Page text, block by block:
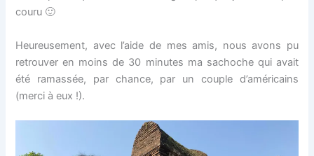
couru 🙂
Heureusement, avec l’aide de mes amis, nous avons pu
retrouver en moins de 30 minutes ma sachoche qui avait
été ramassée, par chance, par un couple d’américains
(merci à eux !).